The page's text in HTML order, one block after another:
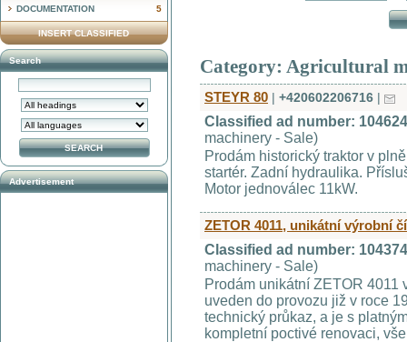
Category: Agricultural
STEYR 80 | +420602206716 |
Classified ad number:
machinery - Sale)
Prodám historický traktor v
startér. Zadní hydraulika.
Motor jednoválec 11kW.
ZETOR 4011, unikátní výrobní
Classified ad number:
machinery - Sale)
Prodám unikátní ZETOR 4011
uveden do provozu již v roce
technický průkaz, a je s
kompletní poctivé renovaci,
5
DOCUMENTATION
INSERT CLASSIFIED
Search
Advertisement